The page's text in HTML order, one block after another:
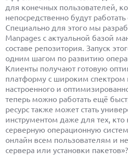
для конечных пользователей,
непосредственно будут работать
Специально для этого мы
Manpages с актуальной базой
составе репозитория. Запуск
одним шагом по развитию
Клиенты получают готовую
платформу с широким спектром
настроенного и
теперь можно работать ещё
ресурс также может стать
инструментом даже для тех, кто
серверную операционную
онлайн всем пользователям и не
сервера или установки